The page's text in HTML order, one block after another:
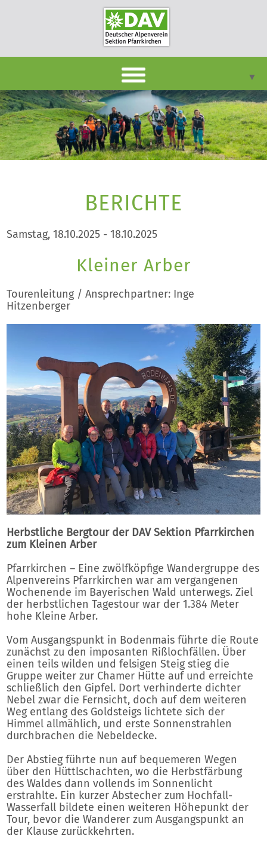
▼
DAVpan
Termine
Berichte
Infothek
BERICHTE
Samstag, 18.10.2025 - 18.10.2025
Kleiner Arber
Tourenleitung / Ansprechpartner: Inge
Hitzenberger
Herbstliche Bergtour der DAV Sektion Pfarrkirchen
zum Kleinen Arber
Pfarrkirchen – Eine zwölfköpfige Wandergruppe des
Alpenvereins Pfarrkirchen war am vergangenen
Wochenende im Bayerischen Wald unterwegs. Ziel
der herbstlichen Tagestour war der 1.384 Meter
hohe Kleine Arber.
Vom Ausgangspunkt in Bodenmais führte die Route
zunächst zu den imposanten Rißlochfällen. Über
einen teils wilden und felsigen Steig stieg die
Gruppe weiter zur Chamer Hütte auf und erreichte
schließlich den Gipfel. Dort verhinderte dichter
Nebel zwar die Fernsicht, doch auf dem weiteren
Weg entlang des Goldsteigs lichtete sich der
Himmel allmählich, und erste Sonnenstrahlen
durchbrachen die Nebeldecke.
Der Abstieg führte nun auf bequemeren Wegen
über den Hüttlschachten, wo die Herbstfärbung
des Waldes dann vollends im Sonnenlicht
erstrahlte. Ein kurzer Abstecher zum Hochfall-
Wasserfall bildete einen weiteren Höhepunkt der
Tour, bevor die Wanderer zum Ausgangspunkt an
der Klause zurückkehrten.